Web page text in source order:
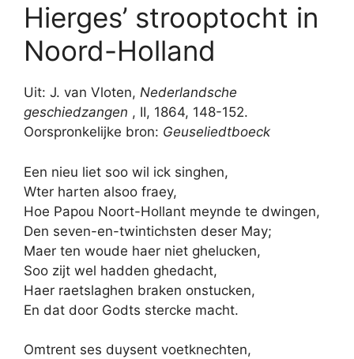
Hierges’ strooptocht in
Noord-Holland
Uit: J. van Vloten, Nederlandsche
geschiedzangen , II, 1864, 148-152.
Oorspronkelijke bron: Geuseliedtboeck
Een nieu liet soo wil ick singhen,
Wter harten alsoo fraey,
Hoe Papou Noort-Hollant meynde te dwingen,
Den seven-en-twintichsten deser May;
Maer ten woude haer niet ghelucken,
Soo zijt wel hadden ghedacht,
Haer raetslaghen braken onstucken,
En dat door Godts stercke macht.
Omtrent ses duysent voetknechten,